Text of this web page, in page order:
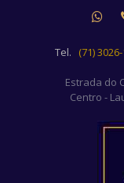
Tel. (71)
Estrada do
Centro -